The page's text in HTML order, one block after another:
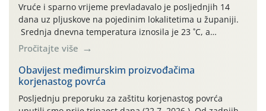
Vruće i sparno vrijeme prevladavalo je posljednjih 14
dana uz pljuskove na pojedinim lokalitetima u županiji.
Srednja dnevna temperatura iznosila je 23 ˚C, a
maksimalne su posljednjih dana dosezale do 35 ˚C.
Simptome plamenjače vinove loze (Plasmoparas
viticola) vidljivi su na zapercima i vršnom mladom lišću.
Kako bi i dalje održali zdravu lisnu masu u zaštiti je
moguće […]
Pročitajte više
Obavijest međimurskim proizvođačima
korjenastog povrća
Posljednju preporuku za zaštitu korjenastog povrća